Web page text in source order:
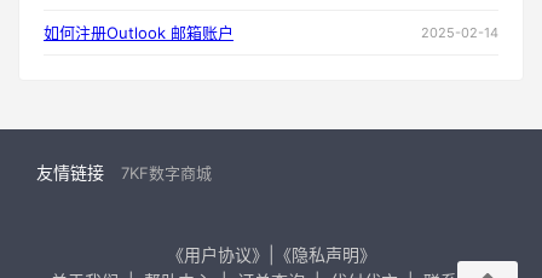
如何注册Outlook 邮箱账户 2025-02-14
友情链接 7KF数字商城
《用户协议》|《隐私声明》